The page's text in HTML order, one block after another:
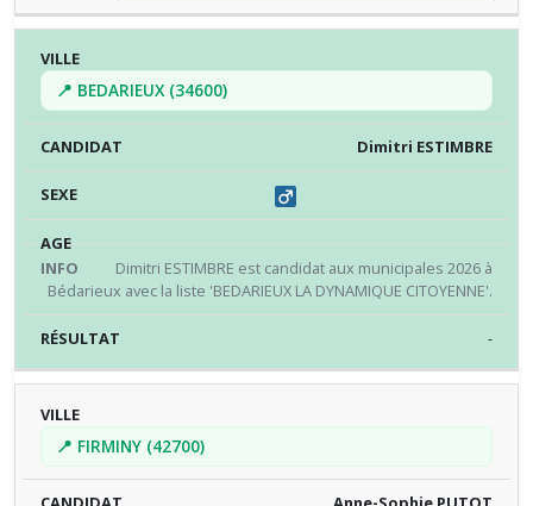
📍 BEDARIEUX (34600)
Dimitri ESTIMBRE
Dimitri ESTIMBRE est candidat aux municipales 2026 à
Bédarieux avec la liste 'BEDARIEUX LA DYNAMIQUE CITOYENNE'.
-
📍 FIRMINY (42700)